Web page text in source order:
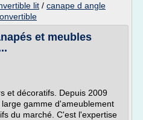
lit / canape d angle
et meubles
et décoratifs. Depuis 2009
gamme d'ameublement
du marché. C'est l'expertise